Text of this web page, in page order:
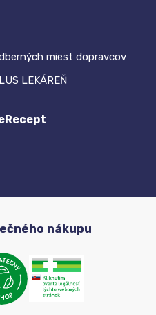
miest dopravcov
LEKÁREŇ
nákupu